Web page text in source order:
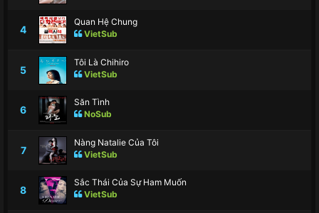
4
Quan Hệ Chung
VietSub
5
Tôi Là Chihiro
VietSub
6
Săn Tình
NoSub
7
Nàng Natalie Của Tôi
VietSub
8
Sắc Thái Của Sự Ham Muốn
VietSub